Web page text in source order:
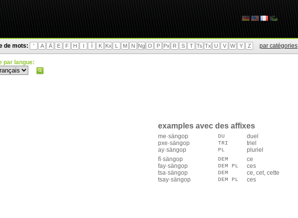
de mots: ' A Ä E F H I Ì K Kx L M N Ng O P Px R S T Ts Tx U V W Y Z par catégories
par langue:
examples avec des affixes
me·sängop DU
duel
pxe·sängop
TRI
triel
ay·sängop
PL
pluriel
fì·sängop
DEM
ce
fay·sängop
DEM PL
ces
tsa·sängop
DEM
ce, cet, cette
tsay·sängop
DEM PL ces